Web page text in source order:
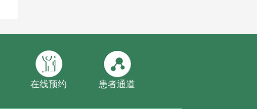
在线预约 患者通道